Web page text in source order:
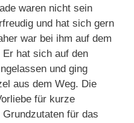
waren nicht sein
und hat sich gern
war bei ihm auf dem
hat sich auf den
und ging
aus dem Weg. Die
für kurze
für das